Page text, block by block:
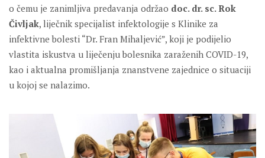
o čemu je zanimljiva predavanja održao doc. dr. sc. Rok
Čivljak, liječnik specijalist infektologije s Klinike za
infektivne bolesti “Dr. Fran Mihaljević”, koji je podijelio
vlastita iskustva u liječenju bolesnika zaraženih COVID-19,
kao i aktualna promišljanja znanstvene zajednice o situaciji
u kojoj se nalazimo.